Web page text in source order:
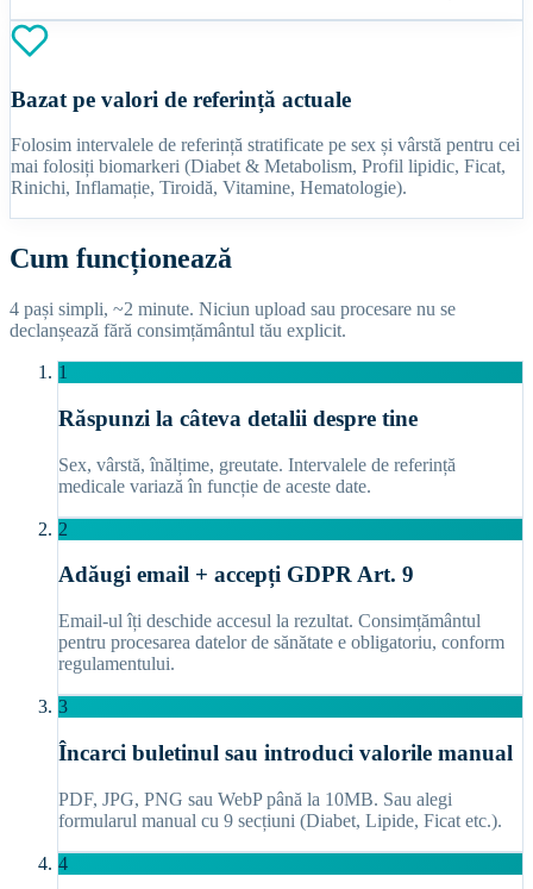
Bazat pe valori de referință actuale
Folosim intervalele de referință stratificate pe sex și vârstă pentru cei
mai folosiți biomarkeri (Diabet & Metabolism, Profil lipidic, Ficat,
Rinichi, Inflamație, Tiroidă, Vitamine, Hematologie).
Cum funcționează
4 pași simpli, ~2 minute. Niciun upload sau procesare nu se
declanșează fără consimțământul tău explicit.
1
Răspunzi la câteva detalii despre tine
Sex, vârstă, înălțime, greutate. Intervalele de referință
medicale variază în funcție de aceste date.
2
Adăugi email + accepți GDPR Art. 9
Email-ul îți deschide accesul la rezultat. Consimțământul
pentru procesarea datelor de sănătate e obligatoriu, conform
regulamentului.
3
Încarci buletinul sau introduci valorile manual
PDF, JPG, PNG sau WebP până la 10MB. Sau alegi
formularul manual cu 9 secțiuni (Diabet, Lipide, Ficat etc.).
4